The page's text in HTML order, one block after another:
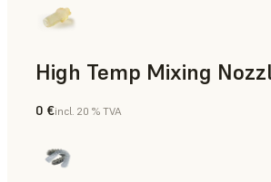
Ingénierie
0 €incl. 20 % TVA